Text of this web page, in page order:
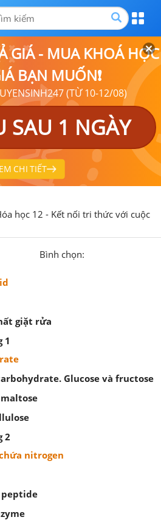
GIÁ - MUA KHOÁ HỌC
BẠN MUỐN❗
(TỪ 10-12/08)
SAU 1 NGÀY
CHI TIẾT
học 12 - Kết nối tri thức với cuộc
Bình chọn:
giặt rửa
1
Glucose và fructose
maltose
2
nitrogen
peptide